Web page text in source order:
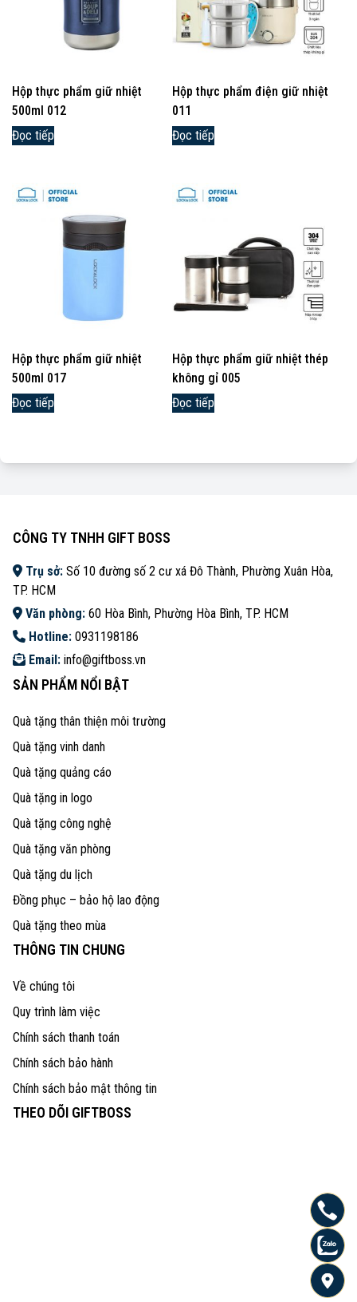
Hộp thực phẩm giữ nhiệt
500ml 012
Đọc tiếp
Hộp thực phẩm điện giữ nhiệt
011
Đọc tiếp
Hộp thực phẩm giữ nhiệt
500ml 017
Đọc tiếp
Hộp thực phẩm giữ nhiệt thép
không gỉ 005
Đọc tiếp
CÔNG TY TNHH GIFT BOSS
Trụ sở: Số 10 đường số 2 cư xá Đô Thành, Phường Xuân Hòa,
TP. HCM
Văn phòng: 60 Hòa Bình, Phường Hòa Bình, TP. HCM
Hotline: 0931198186
Email: info@giftboss.vn
SẢN PHẨM NỔI BẬT
Quà tặng thân thiện môi trường
Quà tặng vinh danh
Quà tặng quảng cáo
Quà tặng in logo
Quà tặng công nghệ
Quà tặng văn phòng
Quà tặng du lịch
Đồng phục – bảo hộ lao động
Quà tặng theo mùa
THÔNG TIN CHUNG
Về chúng tôi
Quy trình làm việc
Chính sách thanh toán
Chính sách bảo hành
Chính sách bảo mật thông tin
THEO DÕI GIFTBOSS